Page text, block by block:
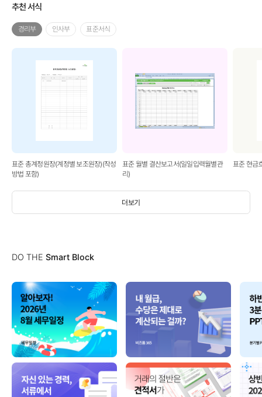
추천 서식
더보기
경리부 인사부 표준서식
표준 총계정원장(계정별 보조원장)(작성
방법 포함)
표준 월별 결산보고서(일일입력월별관
리)
표준 현금
DO THE Smart Block